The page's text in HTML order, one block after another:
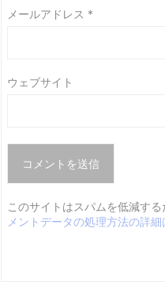
メールアドレス *
ウェブサイト
このサイトはスパムを低減す
メントデータの処理方法の詳